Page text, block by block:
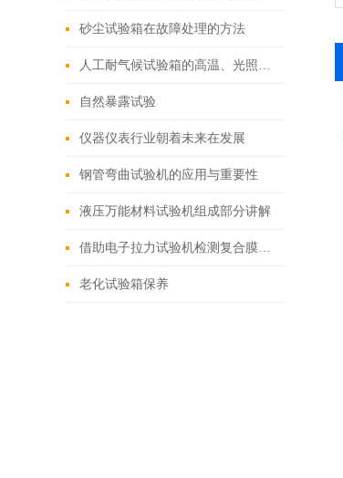
砂尘试验箱在故障处理的方法
人工耐气候试验箱的高温、光照和潮湿影响
自然暴露试验
仪器仪表行业朝着未来在发展
钢管弯曲试验机的应用与重要性
液压万能材料试验机组成部分讲解
借助电子拉力试验机检测复合膜印刷油墨的复合牢度
老化试验箱保养